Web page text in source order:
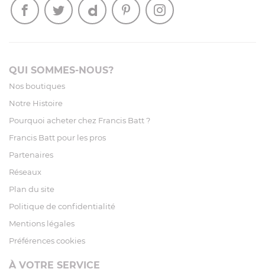
QUI SOMMES-NOUS?
Nos boutiques
Notre Histoire
Pourquoi acheter chez Francis Batt ?
Francis Batt pour les pros
Partenaires
Réseaux
Plan du site
Politique de confidentialité
Mentions légales
Préférences cookies
À VOTRE SERVICE